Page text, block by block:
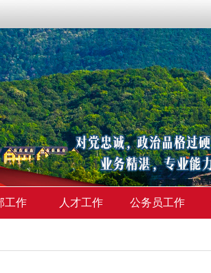
工作 人才工作 公务员工作